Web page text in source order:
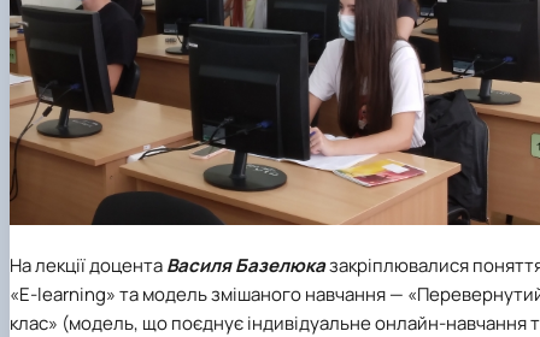
На лекції доцентаВасиля Базелюказакріплювалися
«E-learning» та модель змішаного навчання —
клас» (модель, що поєднує індивідуальне онлайн-навчання